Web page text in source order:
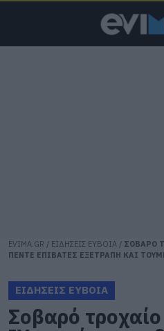
EVIMA.GR / ΕΙΔΗΣΕΙΣ ΕΥΒΟΙΑ / ΣΟΒΑΡΟ
ΠΕΝΤΕ ΕΠΙΒΑΤΕΣ ΕΞΕΤΡΑΠΗ ΚΑΙ
ΕΙΔΗΣΕΙΣ ΕΥΒΟΙΑ
Σοβαρό